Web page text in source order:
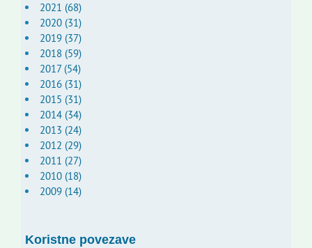
2021 (68)
2020 (31)
2019 (37)
2018 (59)
2017 (54)
2016 (31)
2015 (31)
2014 (34)
2013 (24)
2012 (29)
2011 (27)
2010 (18)
2009 (14)
Koristne povezave